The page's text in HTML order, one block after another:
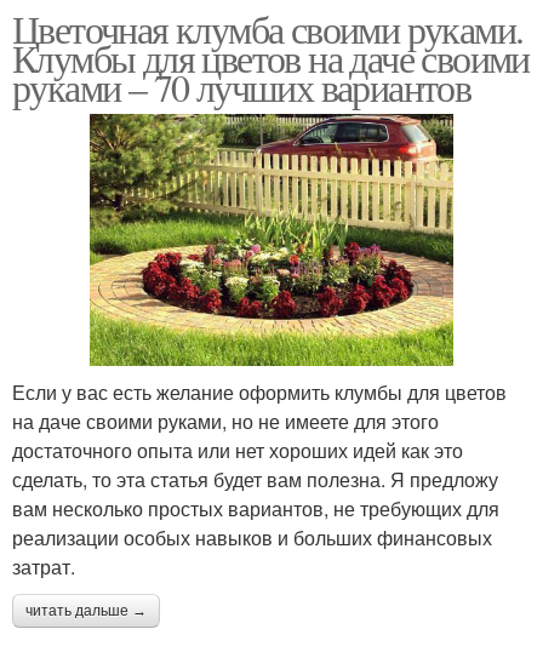
Цветочная клумба своими руками.
Клумбы для цветов на даче своими
руками – 70 лучших вариантов
Если у вас есть желание оформить клумбы для цветов
на даче своими руками, но не имеете для этого
достаточного опыта или нет хороших идей как это
сделать, то эта статья будет вам полезна. Я предложу
вам несколько простых вариантов, не требующих для
реализации особых навыков и больших финансовых
затрат.
читать дальше →